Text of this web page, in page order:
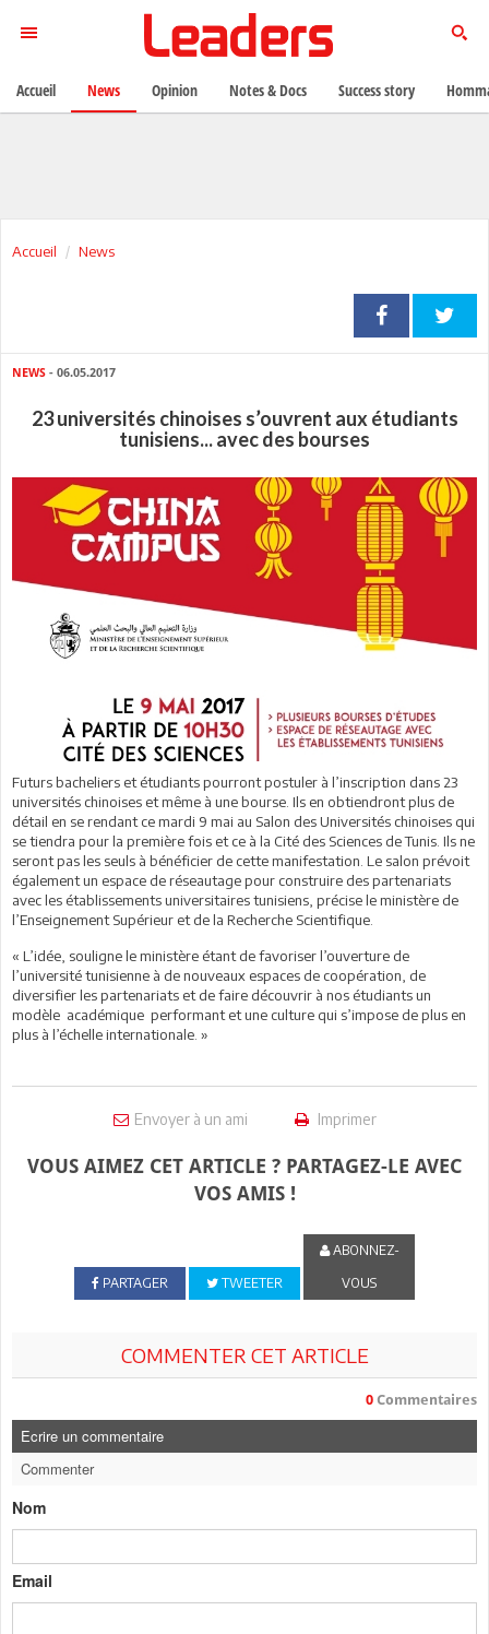
Accueil News
NEWS - 06.05.2017
23 universités chinoises s’ouvrent aux étudiants
tunisiens... avec des bourses
Futurs bacheliers et étudiants pourront postuler à l’inscription dans 23
universités chinoises et même à une bourse. Ils en obtiendront plus de
détail en se rendant ce mardi 9 mai au Salon des Universités chinoises qui
se tiendra pour la première fois et ce à la Cité des Sciences de Tunis. Ils ne
seront pas les seuls à bénéficier de cette manifestation. Le salon prévoit
également un espace de réseautage pour construire des partenariats
avec les établissements universitaires tunisiens, précise le ministère de
l’Enseignement Supérieur et de la Recherche Scientifique.
« L’idée, souligne le ministère étant de favoriser l’ouverture de
l’université tunisienne à de nouveaux espaces de coopération, de
diversifier les partenariats et de faire découvrir à nos étudiants un
modèle académique performant et une culture qui s’impose de plus en
plus à l’échelle internationale. »
Envoyer à un ami Imprimer
VOUS AIMEZ CET ARTICLE ? PARTAGEZ-LE AVEC
VOS AMIS !
PARTAGER TWEETER
ABONNEZ-
VOUS
COMMENTER CET ARTICLE
0 Commentaires
Ecrire un commentaire
Commenter
Nom
Email
Accueil News Opinion Notes & Docs Success story